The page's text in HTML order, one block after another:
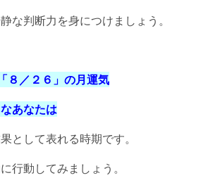
な判断力を身につけましょう。
／２６」の月運気
あなたは
として表れる時期です。
行動してみましょう。